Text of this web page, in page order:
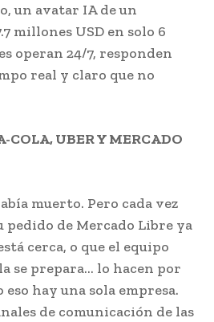
un avatar IA de un
millones USD en solo 6
operan 24/7, responden
real y claro que no
COLA, UBER Y MERCADO
muerto. Pero cada vez
pedido de Mercado Libre ya
cerca, o que el equipo
se prepara… lo hacen por
eso hay una sola empresa.
de comunicación de las